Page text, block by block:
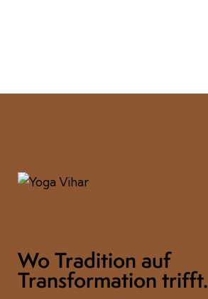
Wo Tradition auf
Transformation trifft.